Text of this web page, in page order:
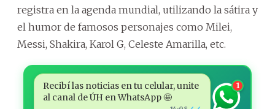
registra en la agenda mundial, utilizando la sátira y
el humor de famosos personajes como Milei,
Messi, Shakira, Karol G, Celeste Amarilla, etc.
Recibí las noticias en tu celular, unite
al canal de ÚH en WhatsApp 🤩
1